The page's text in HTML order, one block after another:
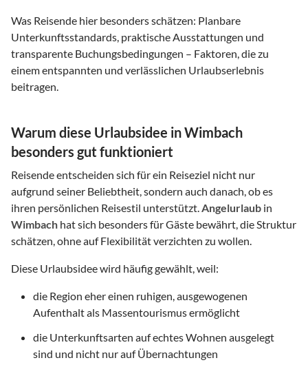
Was Reisende hier besonders schätzen: Planbare
Unterkunftsstandards, praktische Ausstattungen und
transparente Buchungsbedingungen – Faktoren, die zu
einem entspannten und verlässlichen Urlaubserlebnis
beitragen.
Warum diese Urlaubsidee in Wimbach
besonders gut funktioniert
Reisende entscheiden sich für ein Reiseziel nicht nur
aufgrund seiner Beliebtheit, sondern auch danach, ob es
ihren persönlichen Reisestil unterstützt. Angelurlaub in
Wimbach hat sich besonders für Gäste bewährt, die Struktur
schätzen, ohne auf Flexibilität verzichten zu wollen.
Diese Urlaubsidee wird häufig gewählt, weil:
die Region eher einen ruhigen, ausgewogenen
Aufenthalt als Massentourismus ermöglicht
die Unterkunftsarten auf echtes Wohnen ausgelegt
sind und nicht nur auf Übernachtungen